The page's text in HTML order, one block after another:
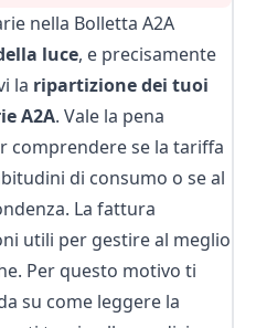
nella Bolletta A2A
luce, e precisamente
la ripartizione dei tuoi
A2A. Vale la pena
comprendere se la tariffa
di consumo o se al
La fattura
utili per gestire al meglio
Per questo motivo ti
su come leggere la